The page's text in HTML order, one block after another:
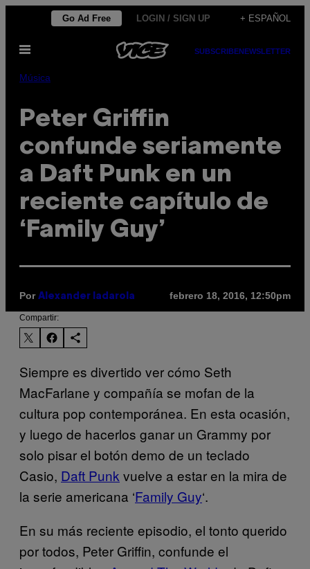
contenido
Go Ad Free LOGIN / SIGN UP + ESPAÑOL
Abrir
SUBSCRIBENEWSLETTER
Música
Peter Griffin
confunde seriamente
a Daft Punk en un
reciente capítulo de
‘Family Guy’
Por Alexander Iadarola febrero 18, 2016, 12:50pm
Compartir:
Siempre es divertido ver cómo Seth
MacFarlane y compañía se mofan de la
cultura pop contemporánea. En esta ocasión,
y luego de hacerlos ganar un Grammy por
solo pisar el botón demo de un teclado
Casio, Daft Punk vuelve a estar en la mira de
la serie americana ‘Family Guy‘.
En su más reciente episodio, el tonto querido
por todos, Peter Griffin, confunde el